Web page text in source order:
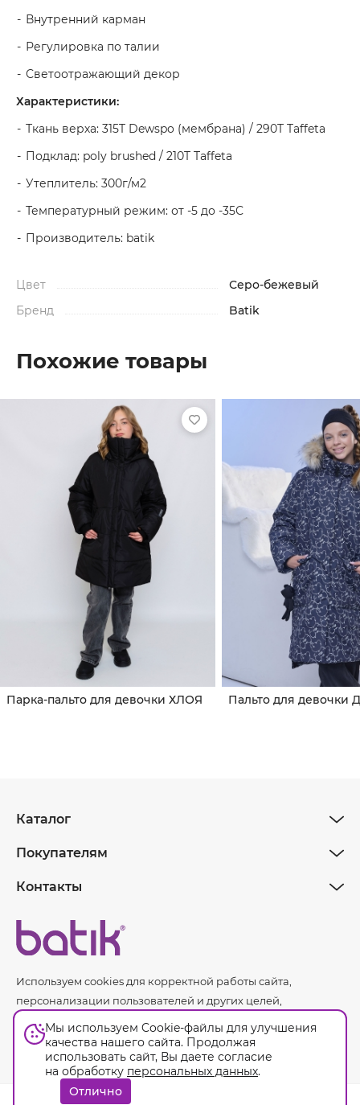
Внутренний карман
Регулировка по талии
Светоотражающий декор
Характеристики:
Ткань верха: 315T Dewspo (мембрана) / 290T Taffeta
Подклад: poly brushed / 210T Taffeta
Утеплитель: 300г/м2
Температурный режим: от -5 до -35С
Производитель: batik
Цвет
Серо-бежевый
Бренд
Batik
Похожие товары
Парка-пальто для девочки ХЛОЯ Пальто для девочки
Используем cookies для корректной работы сайта,
персонализации пользователей и других целей,
данных.
Каталог
Покупателям
Контакты
© Batik. 2026. Все права защищены.
Оферта
Мы используем Cookie-файлы для улучшения
качества нашего сайта. Продолжая
использовать сайт, Вы даете согласие
на обработку персональных данных.
Отлично